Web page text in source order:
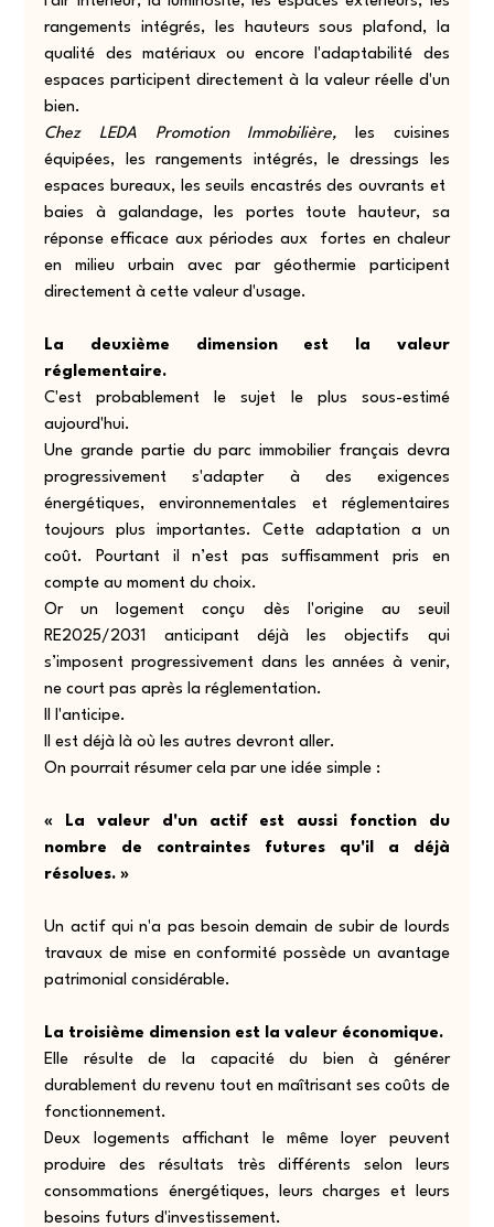
rangements intégrés, les hauteurs sous plafond, la
qualité des matériaux ou encore l'adaptabilité des
espaces participent directement à la valeur réelle d'un
bien.
Chez LEDA Promotion Immobilière, les cuisines
équipées, les rangements intégrés, le dressings les
espaces bureaux, les seuils encastrés des ouvrants et
baies à galandage, les portes toute hauteur, sa
réponse efficace aux périodes aux  fortes en chaleur
en milieu urbain avec par géothermie participent
directement à cette valeur d'usage.
La deuxième dimension est la valeur
réglementaire.
C'est probablement le sujet le plus sous-estimé
aujourd'hui.
Une grande partie du parc immobilier français devra
progressivement s'adapter à des exigences
énergétiques, environnementales et réglementaires
toujours plus importantes. Cette adaptation a un
coût. Pourtant il n’est pas suffisamment pris en
compte au moment du choix.
Or un logement conçu dès l'origine au seuil
RE2025/2031 anticipant déjà les objectifs qui
s’imposent progressivement dans les années à venir,
ne court pas après la réglementation.
Il l'anticipe.
Il est déjà là où les autres devront aller.
On pourrait résumer cela par une idée simple :
« La valeur d'un actif est aussi fonction du
nombre de contraintes futures qu'il a déjà
résolues. »
Un actif qui n'a pas besoin demain de subir de lourds
travaux de mise en conformité possède un avantage
patrimonial considérable.
La troisième dimension est la valeur économique.
Elle résulte de la capacité du bien à générer
durablement du revenu tout en maîtrisant ses coûts de
fonctionnement.
Deux logements affichant le même loyer peuvent
produire des résultats très différents selon leurs
consommations énergétiques, leurs charges et leurs
besoins futurs d'investissement.